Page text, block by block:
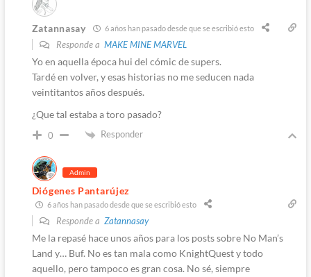
Zatannasay 6 años han pasado desde que se escribió esto
Responde a MAKE MINE MARVEL
Yo en aquella época hui del cómic de supers.
Tardé en volver, y esas historias no me seducen nada
veintitantos años después.
¿Que tal estaba a toro pasado?
0 Responder
Admin
Diógenes Pantarújez
6 años han pasado desde que se escribió esto
Responde a Zatannasay
Me la repasé hace unos años para los posts sobre No Man’s
Land y… Buf. No es tan mala como KnightQuest y todo
aquello, pero tampoco es gran cosa. No sé, siempre